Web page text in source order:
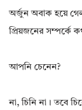
অর্জুন অবাক হয়ে
প্রিয়জনের সম্পর্কে
আপনি চেনেন?
না, চিনি না। তবে